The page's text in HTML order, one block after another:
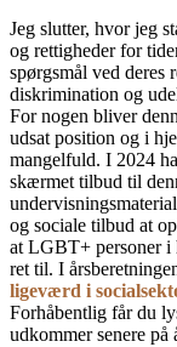
Jeg slutter, hvor jeg
og rettigheder for
spørgsmål ved deres
diskrimination og
For nogen bliver
udsat position og i
mangelfuld. I 2024
skærmet tilbud til
og sociale tilbud at
at LGBT+ personer i
ret til. I
ligeværd i
Forhåbentlig får du
udkommer senere på